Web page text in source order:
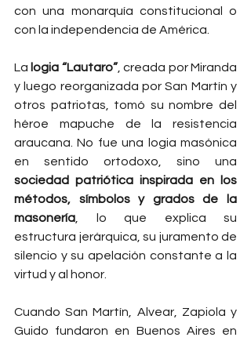
con una monarquía constitucional o
con la independencia de América.
La logia “Lautaro”, creada por Miranda
y luego reorganizada por San Martín y
otros patriotas, tomó su nombre del
héroe mapuche de la resistencia
araucana. No fue una logia masónica
sociedad patriótica inspirada en los
métodos, símbolos y grados de la
masonería , lo que explica su
estructura jerárquica, su juramento de
silencio y su apelación constante a la
virtud y al honor.
Cuando San Martín, Alvear, Zapiola y
Guido fundaron en Buenos Aires en